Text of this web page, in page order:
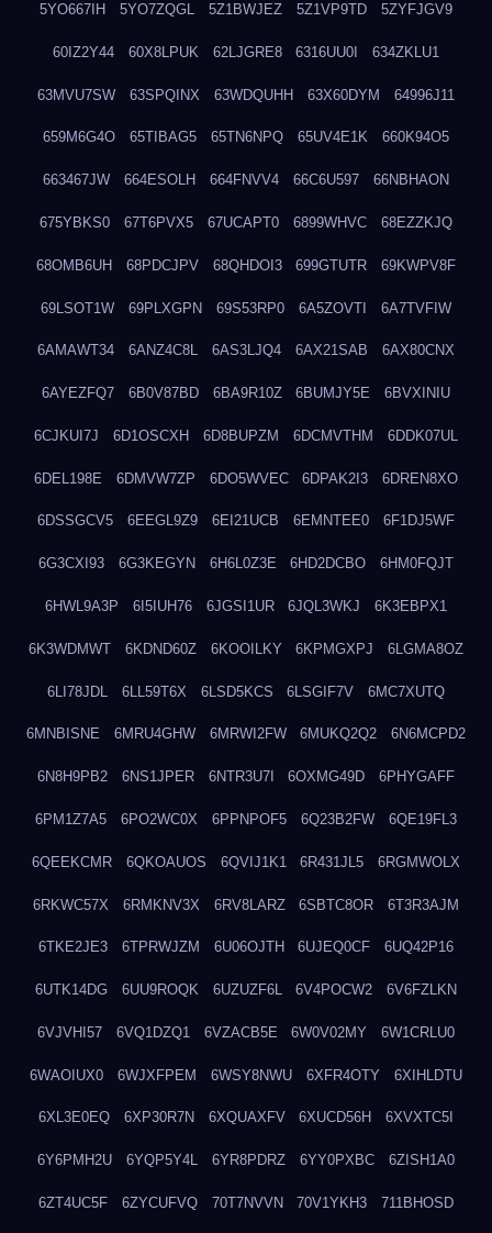
5YO667IH 5YO7ZQGL 5Z1BWJEZ 5Z1VP9TD 5ZYFJGV9
60IZ2Y44 60X8LPUK 62LJGRE8 6316UU0I 634ZKLU1
63MVU7SW 63SPQINX 63WDQUHH 63X60DYM 64996J11
659M6G4O 65TIBAG5 65TN6NPQ 65UV4E1K 660K94O5
663467JW 664ESOLH 664FNVV4 66C6U597 66NBHAON
675YBKS0 67T6PVX5 67UCAPT0 6899WHVC 68EZZKJQ
68OMB6UH 68PDCJPV 68QHDOI3 699GTUTR 69KWPV8F
69LSOT1W 69PLXGPN 69S53RP0 6A5ZOVTI 6A7TVFIW
6AMAWT34 6ANZ4C8L 6AS3LJQ4 6AX21SAB 6AX80CNX
6AYEZFQ7 6B0V87BD 6BA9R10Z 6BUMJY5E 6BVXINIU
6CJKUI7J 6D1OSCXH 6D8BUPZM 6DCMVTHM 6DDK07UL
6DEL198E 6DMVW7ZP 6DO5WVEC 6DPAK2I3 6DREN8XO
6DSSGCV5 6EEGL9Z9 6EI21UCB 6EMNTEE0 6F1DJ5WF
6G3CXI93 6G3KEGYN 6H6L0Z3E 6HD2DCBO 6HM0FQJT
6HWL9A3P 6I5IUH76 6JGSI1UR 6JQL3WKJ 6K3EBPX1
6K3WDMWT 6KDND60Z 6KOOILKY 6KPMGXPJ 6LGMA8OZ
6LI78JDL 6LL59T6X 6LSD5KCS 6LSGIF7V 6MC7XUTQ
6MNBISNE 6MRU4GHW 6MRWI2FW 6MUKQ2Q2 6N6MCPD2
6N8H9PB2 6NS1JPER 6NTR3U7I 6OXMG49D 6PHYGAFF
6PM1Z7A5 6PO2WC0X 6PPNPOF5 6Q23B2FW 6QE19FL3
6QEEKCMR 6QKOAUOS 6QVIJ1K1 6R431JL5 6RGMWOLX
6RKWC57X 6RMKNV3X 6RV8LARZ 6SBTC8OR 6T3R3AJM
6TKE2JE3 6TPRWJZM 6U06OJTH 6UJEQ0CF 6UQ42P16
6UTK14DG 6UU9ROQK 6UZUZF6L 6V4POCW2 6V6FZLKN
6VJVHI57 6VQ1DZQ1 6VZACB5E 6W0V02MY 6W1CRLU0
6WAOIUX0 6WJXFPEM 6WSY8NWU 6XFR4OTY 6XIHLDTU
6XL3E0EQ 6XP30R7N 6XQUAXFV 6XUCD56H 6XVXTC5I
6Y6PMH2U 6YQP5Y4L 6YR8PDRZ 6YY0PXBC 6ZISH1A0
6ZT4UC5F 6ZYCUFVQ 70T7NVVN 70V1YKH3 711BHOSD